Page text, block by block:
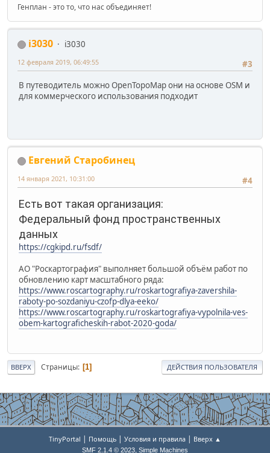
Генплан - это то, что нас объединяет!
i3030
i3030
#3
12 февраля 2019, 06:49:55
В путеводитель можно OpenTopoMap они на основе OSM и
для коммерческого использования подходит
Евгений Старобинец
#4
14 января 2021, 10:31:00
Есть вот такая организация:
Федеральный фонд пространственных
данных
https://cgkipd.ru/fsdf/
АО "Роскартография" выполняет большой объём работ по
обновлению карт масштабного ряда:
https://www.roscartography.ru/roskartografiya-zavershila-
raboty-po-sozdaniyu-czofp-dlya-eeko/
https://www.roscartography.ru/roskartografiya-vypolnila-ves-
obem-kartograficheskih-rabot-2020-goda/
ВВЕРХ Страницы 1 ДЕЙСТВИЯ ПОЛЬЗОВАТЕЛЯ
TinyPortal | Помощь | Условия и правила | Вверх ▲
SMF 2.1.4 © 2023, Simple Machines